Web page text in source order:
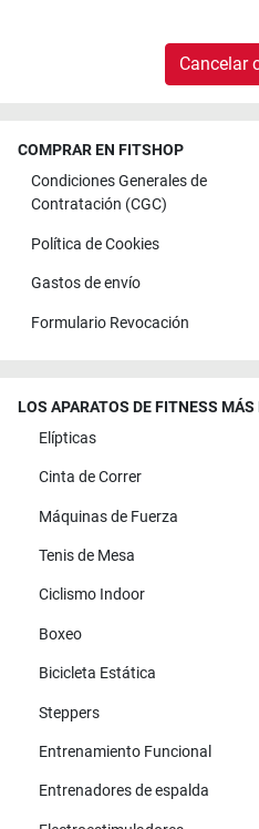
Cancelar
COMPRAR EN FITSHOP
Condiciones Generales de
Contratación (CGC)
Política de Cookies
Gastos de envío
Formulario Revocación
LOS APARATOS DE FITNESS
Elípticas
Cinta de Correr
Máquinas de Fuerza
Tenis de Mesa
Ciclismo Indoor
Boxeo
Bicicleta Estática
Steppers
Entrenamiento Funcional
Entrenadores de espalda